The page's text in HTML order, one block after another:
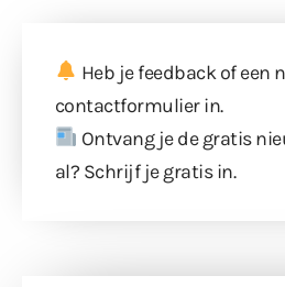
Heb je feedback of een
contactformulierin.
Ontvang je de gratis
al? Schrijf je gratis in.